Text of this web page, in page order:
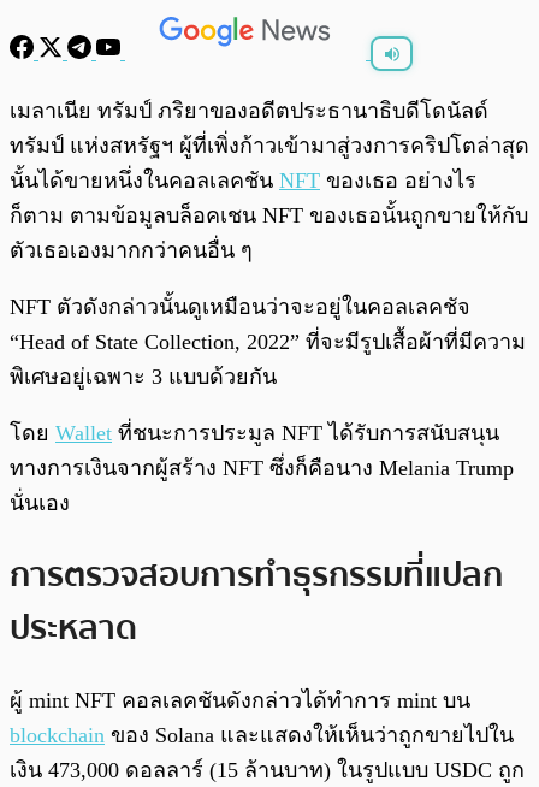
พร้อมเล่น 0:00 /0:00
เมลาเนีย ทรัมป์ ภริยาของอดีตประธานาธิบดีโดนัลด์
ทรัมป์ แห่งสหรัฐฯ ผู้ที่เพิ่งก้าวเข้ามาสู่วงการคริปโตล่าสุด
นั้นได้ขายหนึ่งในคอลเลคชัน NFT ของเธอ อย่างไร
ก็ตาม ตามข้อมูลบล็อคเชน NFT ของเธอนั้นถูกขายให้กับ
ตัวเธอเองมากกว่าคนอื่น ๆ
NFT ตัวดังกล่าวนั้นดูเหมือนว่าจะอยู่ในคอลเลคชัจ
“Head of State Collection, 2022” ที่จะมีรูปเสื้อผ้าที่มีความ
พิเศษอยู่เฉพาะ 3 แบบด้วยกัน
โดย Wallet ที่ชนะการประมูล NFT ได้รับการสนับสนุน
ทางการเงินจากผู้สร้าง NFT ซึ่งก็คือนาง Melania Trump
นั่นเอง
การตรวจสอบการทำธุรกรรมที่แปลก
ประหลาด
ผู้ mint NFT คอลเลคชันดังกล่าวได้ทำการ mint บน
blockchain ของ Solana และแสดงให้เห็นว่าถูกขายไปใน
เงิน 473,000 ดอลลาร์ (15 ล้านบาท) ในรูปแบบ USDC ถูก